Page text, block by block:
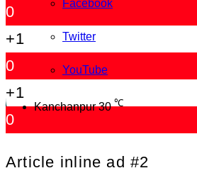
Facebook
Twitter
YouTube
Kanchanpur 30℃
0
+1
0
+1
0
Article inline ad #2